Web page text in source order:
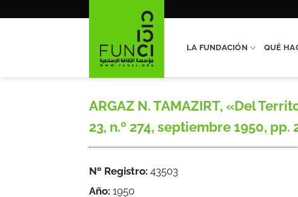
LA FUNDACIÓN QUÉ
ARGAZ N. TAMAZIRT, «Del
23, n.º 274, septiembre 1950, pp.
Nº Registro: 43503
Año: 1950